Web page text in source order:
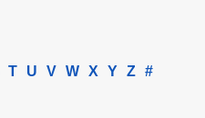
T U V W X Y Z #